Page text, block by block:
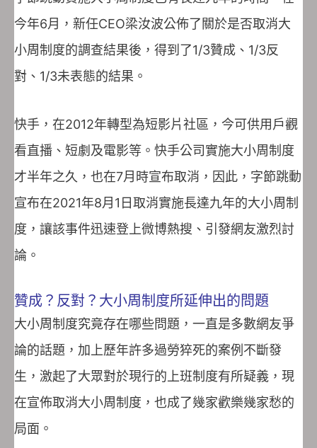
今年6月，新任CEO梁汝波公佈了關於是否取消大
小周制度的調查結果後，得到了1/3贊成、1/3反
對、1/3未表態的結果。
快手，在2012年轉型為短影片社區，今可供用戶觀
看直播、短劇及電影等。快手公司實施大小周制度
才半年之久，也在7月時宣布取消，因此，字節跳動
宣布在2021年8月1日取消實施長達九年的大小周制
度，讓該事件迅速登上微博熱搜、引發網友激烈討
論。
贊成？反對？大小周制度所延伸出的問題
大小周制度究竟存在哪些問題，一直是多數網友爭
論的話題，加上歷年許多過勞猝死的案例不斷發
生，激起了大眾對於現行的上班制度有所疑義，現
在宣佈取消大小周制度，也成了幾家歡樂幾家愁的
局面。